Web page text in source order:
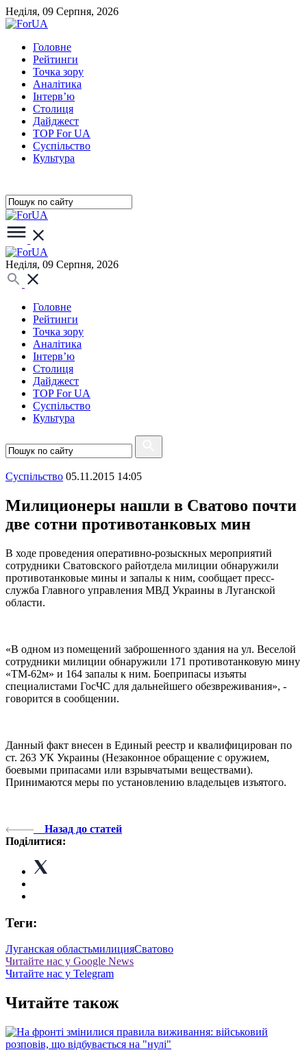
Неділя, 09 Серпня, 2026
Головне
Рейтинги
Точка зору
Аналітика
Інтерв’ю
Столиця
Дайджест
TOP For UA
Суспiльство
Культура
Неділя, 09 Серпня, 2026
Головне
Рейтинги
Точка зору
Аналітика
Інтерв’ю
Столиця
Дайджест
TOP For UA
Суспiльство
Культура
Суспiльство 05.11.2015 14:05
Милиционеры нашли в Сватово почти
две сотни противотанковых мин
В ходе проведения оперативно-розыскных мероприятий
сотрудники Сватовского райотдела милиции обнаружили
противотанковые мины и запалы к ним, сообщает пресс-
служба Главного управления МВД Украины в Луганской
области.
«В одном из помещений заброшенного здания на ул. Веселой
сотрудники милиции обнаружили 171 противотанковую мину
«ТМ-62м» и 164 запалы к ним. Боеприпасы изъяты
специалистами ГосЧС для дальнейшего обезвреживания», -
говорится в сообщении.
Данный факт внесен в Единый реестр и квалифицирован по
ст. 263 УК Украины (Незаконное обращение с оружием,
боевыми припасами или взрывчатыми веществами).
Принимаются меры по установлению владельцев изъятого.
Назад до статей
Поділитися:
Теги:
Луганская областьмилицияСватово
Читайте нас у Google News
Читайте нас у Telegram
Читайте також